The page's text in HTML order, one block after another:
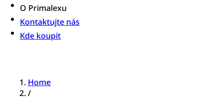
O Primalexu
Kontaktujte nás
Kde koupit
Home
/